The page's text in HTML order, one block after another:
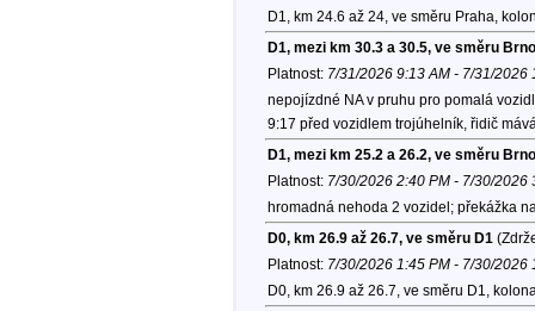
D1, km 24.6 až 24, ve směru Praha,
D1, mezi km 30.3 a 30.5, ve směru Brno
Platnost: 7/31/2026 9:13 AM - 7/31/2026
nepojízdné NA v pruhu pro pomalá
9:17 před vozidlem trojúhelník, řidič
D1, mezi km 25.2 a 26.2, ve směru Brno
Platnost: 7/30/2026 2:40 PM - 7/30/2026
hromadná nehoda 2 vozidel; překážka
D0, km 26.9 až 26.7, ve směru D1
Platnost: 7/30/2026 1:45 PM - 7/30/2026
D0, km 26.9 až 26.7, ve směru D1,